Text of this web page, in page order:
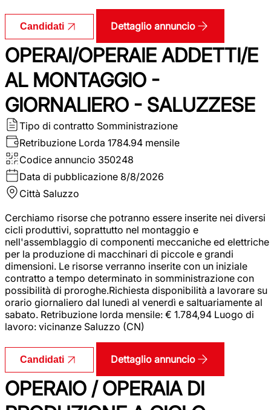
Candidati Dettaglio annuncio
OPERAI/OPERAIE ADDETTI/E
AL MONTAGGIO -
GIORNALIERO - SALUZZESE
Tipo di contratto Somministrazione
Retribuzione Lorda 1784.94 mensile
Codice annuncio 350248
Data di pubblicazione 8/8/2026
Città Saluzzo
Cerchiamo risorse che potranno essere inserite nei diversi
cicli produttivi, soprattutto nel montaggio e
nell'assemblaggio di componenti meccaniche ed elettriche
per la produzione di macchinari di piccole e grandi
dimensioni. Le risorse verranno inserite con un iniziale
contratto a tempo determinato in somministrazione con
possibilità di proroghe.Richiesta disponibilità a lavorare su
orario giornaliero dal lunedì al venerdì e saltuariamente al
sabato. Retribuzione lorda mensile: € 1.784,94 Luogo di
lavoro: vicinanze Saluzzo (CN)
Candidati Dettaglio annuncio
OPERAIO / OPERAIA DI